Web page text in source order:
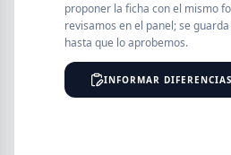
SEGMENTO
proponer la ficha con el mismo
revisamos en el panel; se
hasta que lo aprobemos.
INFORMAR